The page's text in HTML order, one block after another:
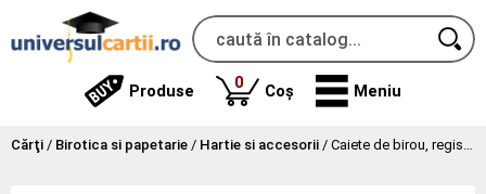
Produse 0produse
Coș Meniu
Cărţi / Birotica si papetarie / Hartie si accesorii / Caiete de birou, registre, reper